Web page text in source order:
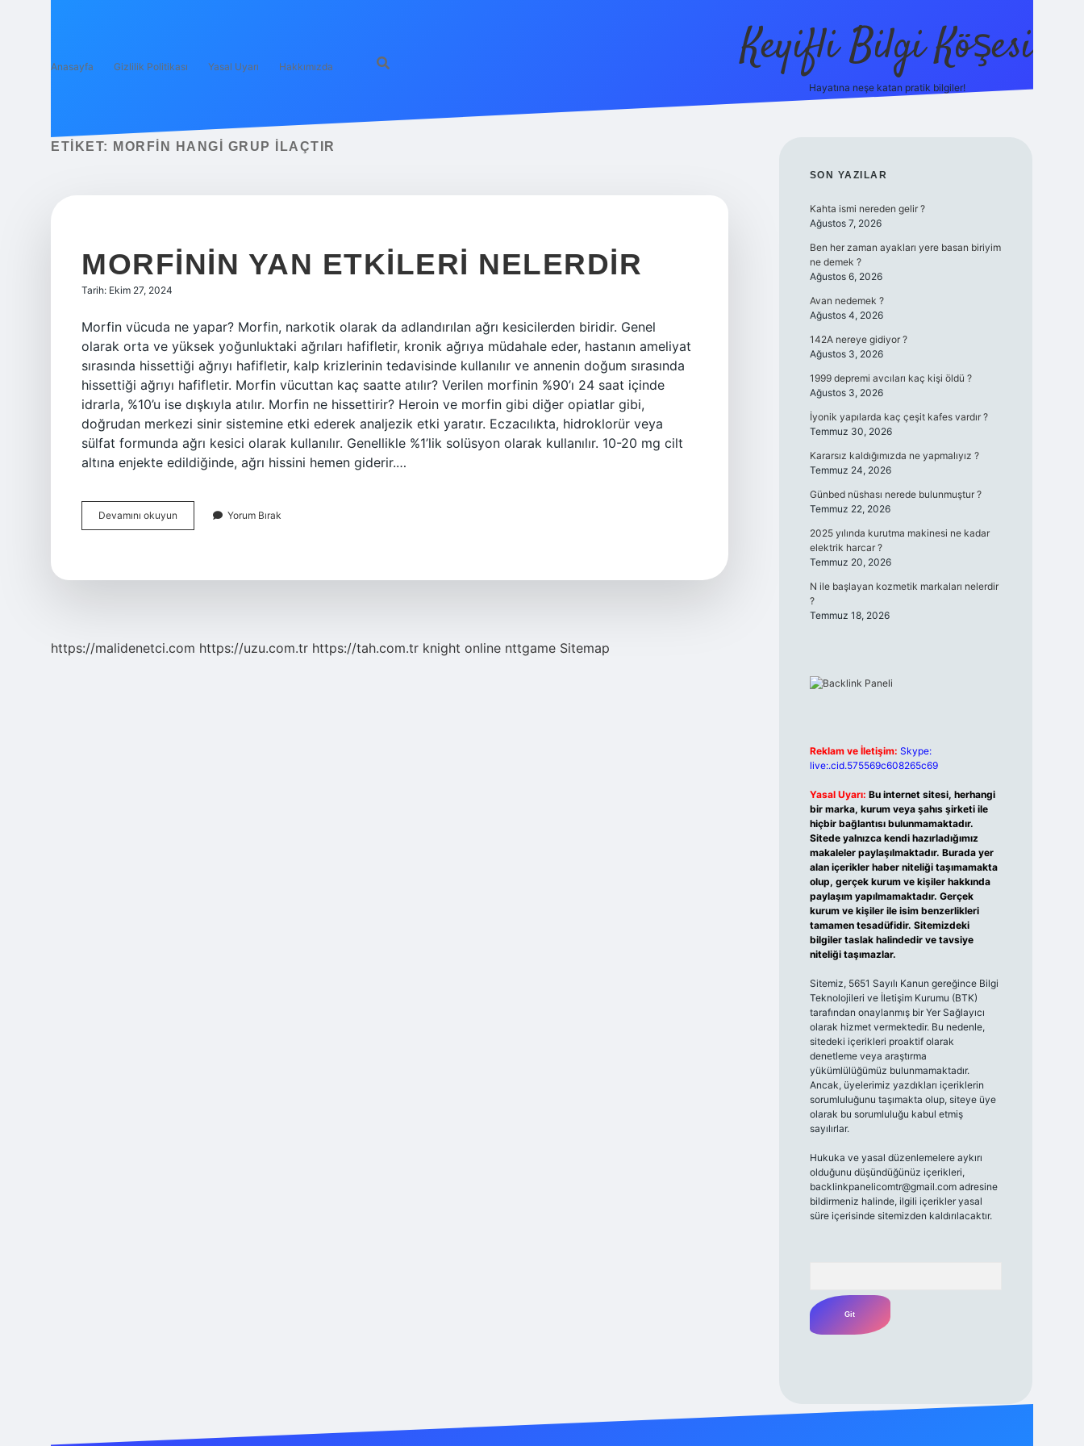
Anasayfa Gizlilik Politikası Yasal Uyarı Hakkımızda Keyifli Bilgi Köşesi
Hayatına neşe katan pratik bilgiler!
ETIKET: MORFIN HANGI GRUP ILAÇTIR
MORFININ YAN ETKILERI NELERDIR
Tarih: Ekim 27, 2024
Morfin vücuda ne yapar? Morfin, narkotik olarak da adlandırılan ağrı kesicilerden biridir. Genel
olarak orta ve yüksek yoğunluktaki ağrıları hafifletir, kronik ağrıya müdahale eder, hastanın ameliyat
sırasında hissettiği ağrıyı hafifletir, kalp krizlerinin tedavisinde kullanılır ve annenin doğum sırasında
hissettiği ağrıyı hafifletir. Morfin vücuttan kaç saatte atılır? Verilen morfinin %90’ı 24 saat içinde
idrarla, %10’u ise dışkıyla atılır. Morfin ne hissettirir? Heroin ve morfin gibi diğer opiatlar gibi,
doğrudan merkezi sinir sistemine etki ederek analjezik etki yaratır. Eczacılıkta, hidroklorür veya
sülfat formunda ağrı kesici olarak kullanılır. Genellikle %1’lik solüsyon olarak kullanılır. 10-20 mg cilt
altına enjekte edildiğinde, ağrı hissini hemen giderir.…
Devamını okuyun Morfinin
Yan
Yorum Bırak
https://malidenetci.com https://uzu.com.tr https://tah.com.tr knight online nttgame Sitemap
SIDEBAR
SON YAZILAR
Kahta ismi nereden gelir ?
Ağustos 7, 2026
Ben her zaman ayakları yere basan biriyim
ne demek ?
Ağustos 6, 2026
Avan nedemek ?
Ağustos 4, 2026
142A nereye gidiyor ?
Ağustos 3, 2026
1999 depremi avcıları kaç kişi öldü ?
Ağustos 3, 2026
İyonik yapılarda kaç çeşit kafes vardır ?
Temmuz 30, 2026
Kararsız kaldığımızda ne yapmalıyız ?
Temmuz 24, 2026
Günbed nüshası nerede bulunmuştur ?
Temmuz 22, 2026
2025 yılında kurutma makinesi ne kadar
elektrik harcar ?
Temmuz 20, 2026
N ile başlayan kozmetik markaları nelerdir
?
Temmuz 18, 2026
Reklam ve İletişim: Skype:
live:.cid.575569c608265c69
Yasal Uyarı: Bu internet sitesi, herhangi
bir marka, kurum veya şahıs şirketi ile
hiçbir bağlantısı bulunmamaktadır.
Sitede yalnızca kendi hazırladığımız
makaleler paylaşılmaktadır. Burada yer
alan içerikler haber niteliği taşımamakta
olup, gerçek kurum ve kişiler hakkında
paylaşım yapılmamaktadır. Gerçek
kurum ve kişiler ile isim benzerlikleri
tamamen tesadüfidir. Sitemizdeki
bilgiler taslak halindedir ve tavsiye
niteliği taşımazlar.
Sitemiz, 5651 Sayılı Kanun gereğince Bilgi
Teknolojileri ve İletişim Kurumu (BTK)
tarafından onaylanmış bir Yer Sağlayıcı
olarak hizmet vermektedir. Bu nedenle,
sitedeki içerikleri proaktif olarak
denetleme veya araştırma
yükümlülüğümüz bulunmamaktadır.
Ancak, üyelerimiz yazdıkları içeriklerin
sorumluluğunu taşımakta olup, siteye üye
olarak bu sorumluluğu kabul etmiş
sayılırlar.
Hukuka ve yasal düzenlemelere aykırı
olduğunu düşündüğünüz içerikleri,
backlinkpanelicomtr@gmail.comadresine
bildirmeniz halinde, ilgili içerikler yasal
süre içerisinde sitemizden kaldırılacaktır.